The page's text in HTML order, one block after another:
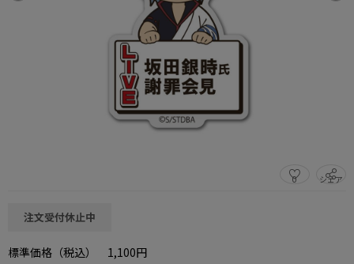
0 シェア
この商品をシェアする
注文受付休止中
標準価格（税込）
1,100円